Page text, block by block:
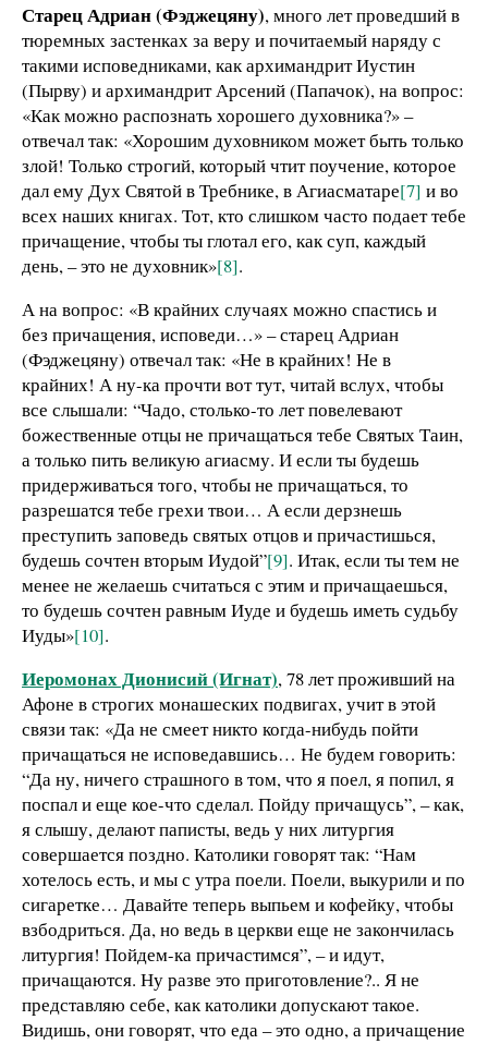
Старец Адриан (Фэджецяну), много лет проведший в
тюремных застенках за веру и почитаемый наряду с
такими исповедниками, как архимандрит Иустин
(Пырву) и архимандрит Арсений (Папачок), на вопрос:
«Как можно распознать хорошего духовника?» –
отвечал так: «Хорошим духовником может быть только
злой! Только строгий, который чтит поучение, которое
дал ему Дух Святой в Требнике, в Агиасматаре[7] и во
всех наших книгах. Тот, кто слишком часто подает тебе
причащение, чтобы ты глотал его, как суп, каждый
день, – это не духовник»[8].
А на вопрос: «В крайних случаях можно спастись и
без причащения, исповеди…» – старец Адриан
(Фэджецяну) отвечал так: «Не в крайних! Не в
крайних! А ну-ка прочти вот тут, читай вслух, чтобы
все слышали: “Чадо, столько-то лет повелевают
божественные отцы не причащаться тебе Святых Таин,
а только пить великую агиасму. И если ты будешь
придерживаться того, чтобы не причащаться, то
разрешатся тебе грехи твои… А если дерзнешь
преступить заповедь святых отцов и причастишься,
будешь сочтен вторым Иудой”[9]. Итак, если ты тем не
менее не желаешь считаться с этим и причащаешься,
то будешь сочтен равным Иуде и будешь иметь судьбу
Иуды»[10].
Иеромонах Дионисий (Игнат), 78 лет проживший на
Афоне в строгих монашеских подвигах, учит в этой
связи так: «Да не смеет никто когда-нибудь пойти
причащаться не исповедавшись… Не будем говорить:
“Да ну, ничего страшного в том, что я поел, я попил, я
поспал и еще кое-что сделал. Пойду причащусь”, – как,
я слышу, делают паписты, ведь у них литургия
совершается поздно. Католики говорят так: “Нам
хотелось есть, и мы с утра поели. Поели, выкурили и по
сигаретке… Давайте теперь выпьем и кофейку, чтобы
взбодриться. Да, но ведь в церкви еще не закончилась
литургия! Пойдем-ка причастимся”, – и идут,
причащаются. Ну разве это приготовление?.. Я не
представляю себе, как католики допускают такое.
Видишь, они говорят, что еда – это одно, а причащение